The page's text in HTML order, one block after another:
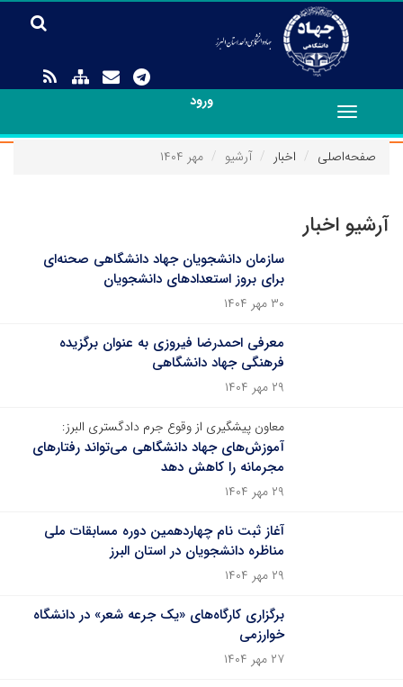
ورود
Toggle
navigation
صفحه‌اصلی
اخبار آرشیو مهر ۱۴۰۴
آرشیو اخبار
سازمان دانشجویان جهاد دانشگاهی صحنه‌ای
برای بروز استعدادهای دانشجویان
۳۰ مهر ۱۴۰۴
معرفی احمدرضا فیروزی به عنوان برگزیده
فرهنگی جهاد دانشگاهی
۲۹ مهر ۱۴۰۴
معاون پیشگیری از وقوع جرم دادگستری البرز:
آموزش‌های جهاد دانشگاهی می‌تواند رفتارهای
مجرمانه را کاهش دهد
۲۹ مهر ۱۴۰۴
آغاز ثبت نام چهاردهمین دوره مسابقات ملی
مناظره دانشجویان در استان البرز
۲۹ مهر ۱۴۰۴
برگزاری کارگاه‌های «یک جرعه شعر» در دانشگاه
خوارزمی
۲۷ مهر ۱۴۰۴